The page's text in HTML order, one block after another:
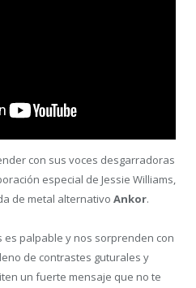
con sus voces desgarradoras
especial de Jessie Williams,
de metal alternativo Ankor.
es palpable y nos sorprenden con
de contrastes guturales y
un fuerte mensaje que no te